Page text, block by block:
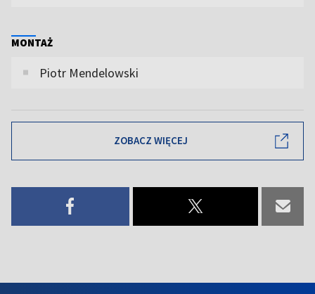
MONTAŻ
Piotr Mendelowski
ZOBACZ WIĘCEJ